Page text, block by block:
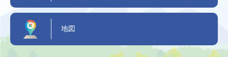
地図